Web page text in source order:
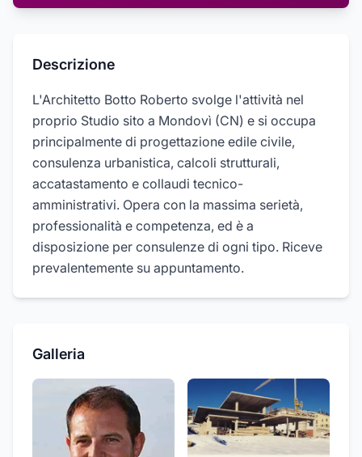
Descrizione
L'Architetto Botto Roberto svolge l'attività nel
proprio Studio sito a Mondovì (CN) e si occupa
principalmente di progettazione edile civile,
consulenza urbanistica, calcoli strutturali,
accatastamento e collaudi tecnico-
amministrativi. Opera con la massima serietà,
professionalità e competenza, ed è a
disposizione per consulenze di ogni tipo. Riceve
prevalentemente su appuntamento.
Galleria